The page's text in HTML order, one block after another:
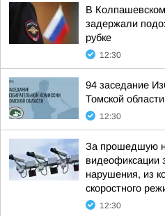
В
задержали
рубке
12:30
94 заседание
Томской области
12:30
За прошедшую
видеофиксации
нарушения, из
скоростного
12:30